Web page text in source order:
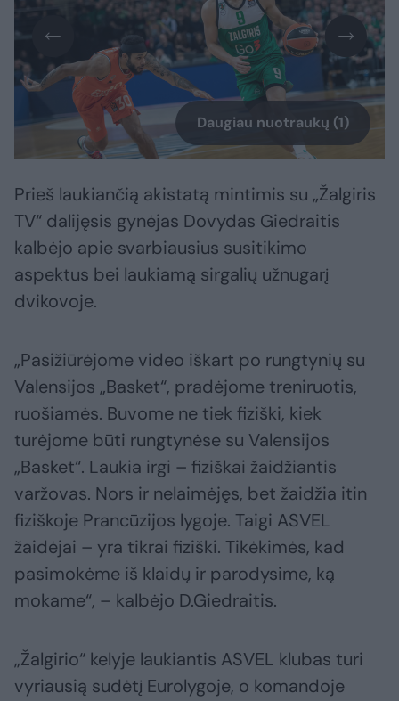
Daugiau nuotraukų (1)
Prieš laukiančią akistatą mintimis su „Žalgiris
TV“ dalijęsis gynėjas Dovydas Giedraitis
kalbėjo apie svarbiausius susitikimo
aspektus bei laukiamą sirgalių užnugarį
dvikovoje.
„Pasižiūrėjome video iškart po rungtynių su
Valensijos „Basket“, pradėjome treniruotis,
ruošiamės. Buvome ne tiek fiziški, kiek
turėjome būti rungtynėse su Valensijos
„Basket“. Laukia irgi – fiziškai žaidžiantis
varžovas. Nors ir nelaimėjęs, bet žaidžia itin
fiziškoje Prancūzijos lygoje. Taigi ASVEL
žaidėjai – yra tikrai fiziški. Tikėkimės, kad
pasimokėme iš klaidų ir parodysime, ką
mokame“, – kalbėjo D.Giedraitis.
„Žalgirio“ kelyje laukiantis ASVEL klubas turi
vyriausią sudėtį Eurolygoje, o komandoje